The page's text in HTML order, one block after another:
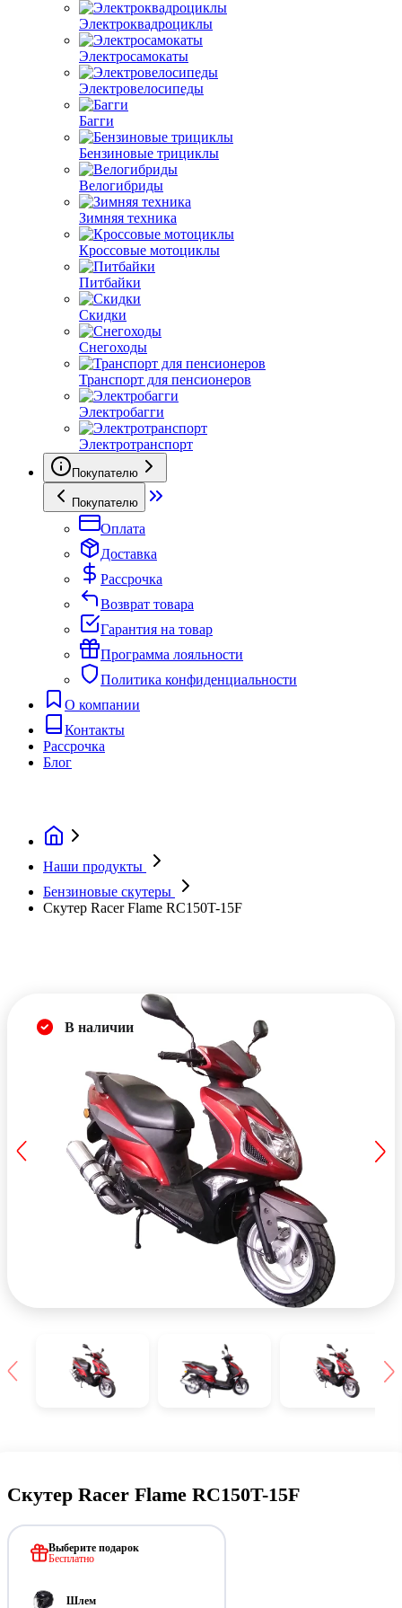
Электроквадроциклы
Электросамокаты
Электровелосипеды
Багги
Бензиновые трициклы
Велогибриды
Зимняя техника
Кроссовые мотоциклы
Питбайки
Скидки
Снегоходы
Транспорт для пенсионеров
Электробагги
Электротранспорт
Покупателю
Покупателю
Оплата
Доставка
Рассрочка
Возврат товара
Гарантия на товар
Программа лояльности
Политика конфиденциальности
О компании
Контакты
Рассрочка
Блог
Наши продукты
Бензиновые скутеры
Скутер Racer Flame RC150T-15F
В наличии
Скутер Racer Flame RC150T-15F
Выберите подарок
Бесплатно
Шлем